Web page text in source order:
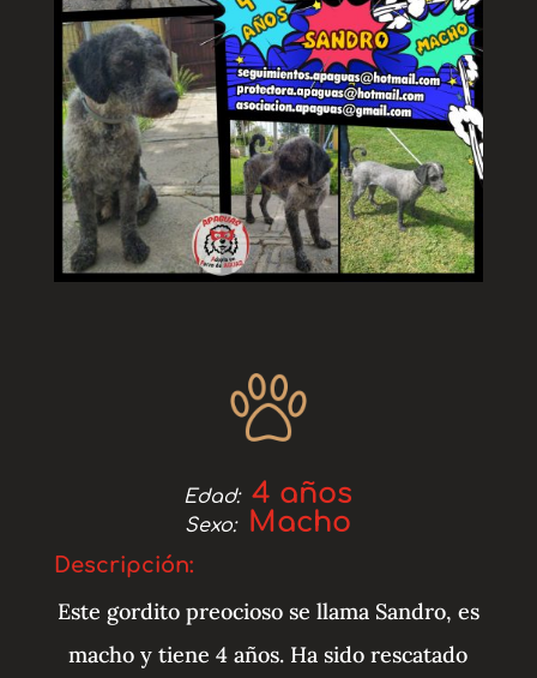
Edad: 4 años
Sexo: Macho
Descripción:
Este gordito preocioso se llama Sandro, es
macho y tiene 4 años. Ha sido rescatado